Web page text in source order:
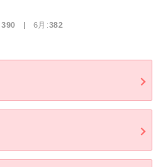
390 | 6月:382